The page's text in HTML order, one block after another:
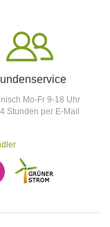
Mo-Fr 9-18 Uhr
Stunden per E-Mail
p